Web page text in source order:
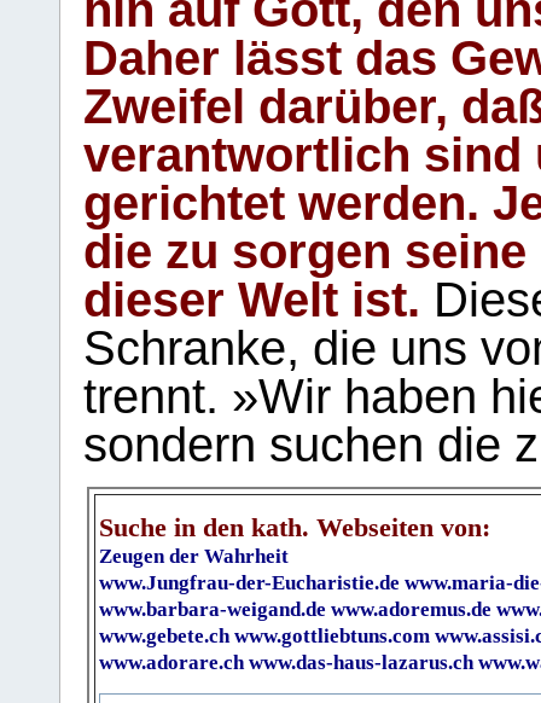
Daher lässt das
Zweifel darüber,
verantwortlich sind
gerichtet werden.
die zu sorgen
dieser Welt ist.
Schranke, die uns
trennt. »Wir haben
sondern suchen die
Suche in den kath. Webseiten von:
Zeugen der Wahrheit
www.Jungfrau-der-Eucharistie.de www.maria-
www.barbara-weigand.de www.adoremus.de
www.gebete.ch www.gottliebtuns.com
www.adorare.ch www.das-haus-lazarus.ch